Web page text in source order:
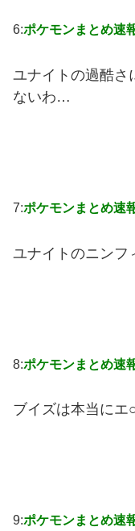
6:ポケモンまとめ速
ユナイトの過酷さ
ないわ…
7:ポケモンまとめ速
ユナイトのニンフ
8:ポケモンまとめ速
ブイズは本当にエ
9:ポケモンまとめ速